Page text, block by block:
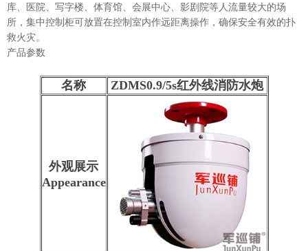
库、医院、写字楼、体育馆、会展中心、影剧院等人流量较大的场
所，集中控制柜可放置在控制室内作远距离操作，确保安全有效的扑
救火灾。
产品参数
名称 ZDMS0.9/5s红外线消防水炮
外观展示
Appearance